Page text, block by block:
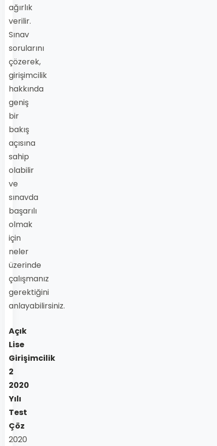
ağırlık
verilir.
Sınav
sorularını
çözerek,
girişimcilik
hakkında
geniş
bir
bakış
açısına
sahip
olabilir
ve
sınavda
başarılı
olmak
için
neler
üzerinde
çalışmanız
gerektiğini
anlayabilirsiniz.
Açık
Lise
Girişimcilik
2
2020
Yılı
Test
Çöz
2020